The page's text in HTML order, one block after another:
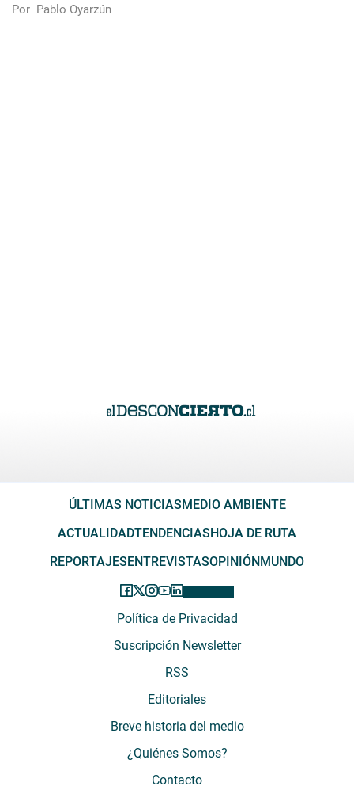
Por Pablo Oyarzún
ÚLTIMAS NOTICIASMEDIO AMBIENTE
ACTUALIDADTENDENCIASHOJA DE RUTA
REPORTAJESENTREVISTASOPINIÓNMUNDO
Política de Privacidad
Suscripción Newsletter
RSS
Editoriales
Breve historia del medio
¿Quiénes Somos?
Contacto